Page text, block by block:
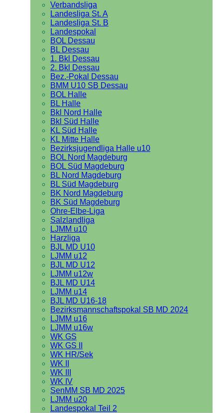
Verbandsliga
Landesliga St. A
Landesliga St. B
Landespokal
BOL Dessau
BL Dessau
1. Bkl Dessau
2. Bkl Dessau
Bez.-Pokal Dessau
BMM U10 SB Dessau
BOL Halle
BL Halle
Bkl Nord Halle
Bkl Süd Halle
KL Süd Halle
KL Mitte Halle
Bezirksjugendliga Halle u10
BOL Nord Magdeburg
BOL Süd Magdeburg
BL Nord Magdeburg
BL Süd Magdeburg
BK Nord Magdeburg
BK Süd Magdeburg
Ohre-Elbe-Liga
Salzlandliga
LJMM u10
Harzliga
BJL MD U10
LJMM u12
BJL MD U12
LJMM u12w
BJL MD U14
LJMM u14
BJL MD U16-18
Bezirksmannschaftspokal SB MD 2024
LJMM u16
LJMM u16w
WK GS
WK GS II
WK HR/Sek
WK II
WK III
WK IV
SenMM SB MD 2025
LJMM u20
Landespokal Teil 2